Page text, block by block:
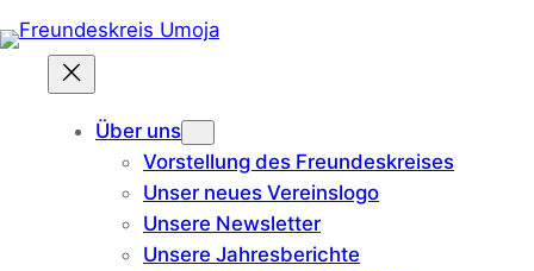
Inhalt
springen
Über uns
Vorstellung des Freundeskreises
Unser neues Vereinslogo
Unsere Newsletter
Unsere Jahresberichte